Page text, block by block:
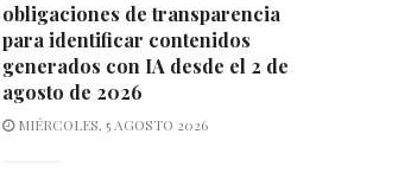
obligaciones de transparencia
para identificar contenidos
generados con IA desde el 2 de
agosto de 2026
MIÉRCOLES, 5 AGOSTO 2026